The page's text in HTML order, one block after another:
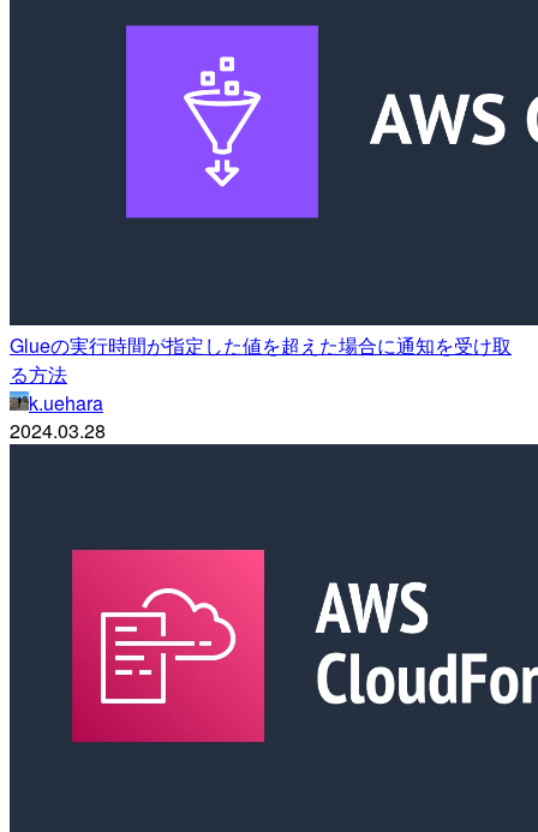
Glueの実行時間が指定した値を超えた場合に通知を受け取
る方法
k.uehara
2024.03.28